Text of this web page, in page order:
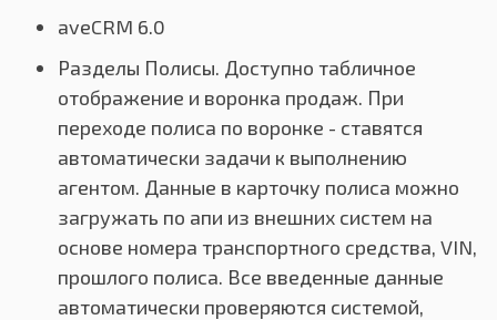
aveCRM 6.0
Разделы Полисы. Доступно табличное
отображение и воронка продаж. При
переходе полиса по воронке - ставятся
автоматически задачи к выполнению
агентом. Данные в карточку полиса можно
загружать по апи из внешних систем на
основе номера транспортного средства, VIN,
прошлого полиса. Все введенные данные
автоматически проверяются системой,